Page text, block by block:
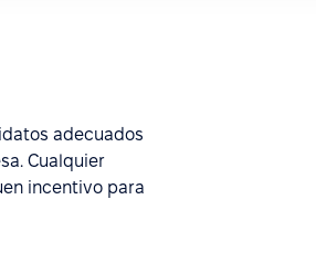
adecuados
Cualquier
incentivo para